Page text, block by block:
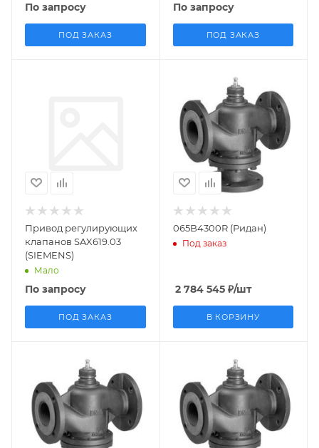
По запросу
ПОД ЗАКАЗ
По запросу
ПОД ЗАКАЗ
Швейцария
Привод регулирующих
клапанов SAX619.03
(SIEMENS)
Мало
По запросу
ПОД ЗАКАЗ
065B4300R (Ридан)
Под заказ
2 784 545₽/шт
В КОРЗИНУ